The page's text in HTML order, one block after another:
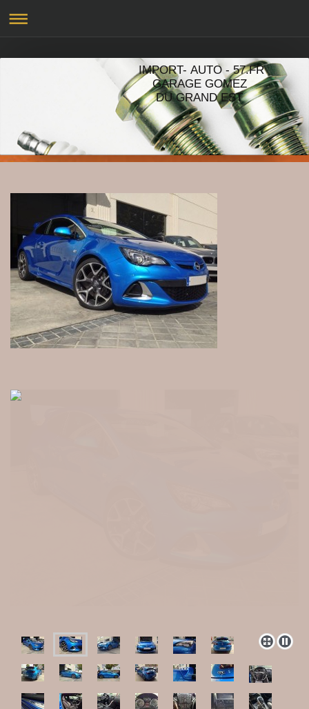
IMPORT- AUTO - 57.FR
GARAGE GOMEZ
DU GRAND EST